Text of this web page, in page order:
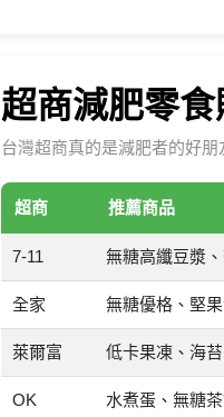
超商減肥零
台灣超商真的是減肥者的好
超商 推薦商品
7-11 無糖高纖豆漿
全家 無糖優格、堅
萊爾富 低卡果凍、海
OK 水煮蛋、無糖